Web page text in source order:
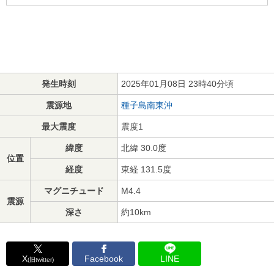
発生時刻 2025年01月08日 23時40分頃
震源地 種子島南東沖
最大震度 震度1
位置
緯度 北緯 30.0度
経度 東経 131.5度
震源
マグニチュード M4.4
深さ 約10km
X(旧twitter) Facebook LINE